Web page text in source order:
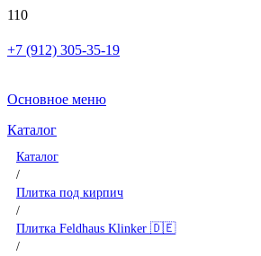
+7 (912) 305-35-19
Основное меню
Каталог
Каталог
/
Плитка под кирпич
/
Плитка Feldhaus Klinker 🇩🇪
/